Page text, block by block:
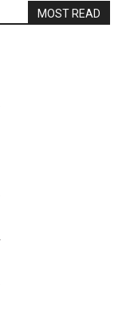
MOST READ